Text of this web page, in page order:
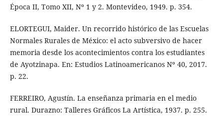
Época II, Tomo XII, Nº 1 y 2. Montevideo, 1949. p. 354.
ELORTEGUI, Maider. Un recorrido histórico de las Escuelas
Normales Rurales de México: el acto subversivo de hacer
memoria desde los acontecimientos contra los estudiantes
de Ayotzinapa. En: Estudios Latinoamericanos Nº 40, 2017.
p. 22.
FERREIRO, Agustín. La enseñanza primaria en el medio
rural. Durazno: Talleres Gráficos La Artística, 1937. p. 255.